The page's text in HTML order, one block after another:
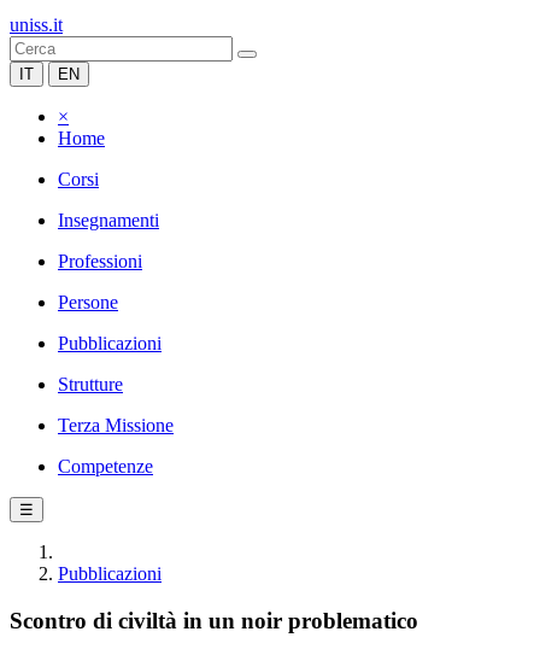
uniss.it
IT EN
×
Home
Corsi
Insegnamenti
Professioni
Persone
Pubblicazioni
Strutture
Terza Missione
Competenze
☰
Pubblicazioni
Scontro di civiltà in un noir problematico